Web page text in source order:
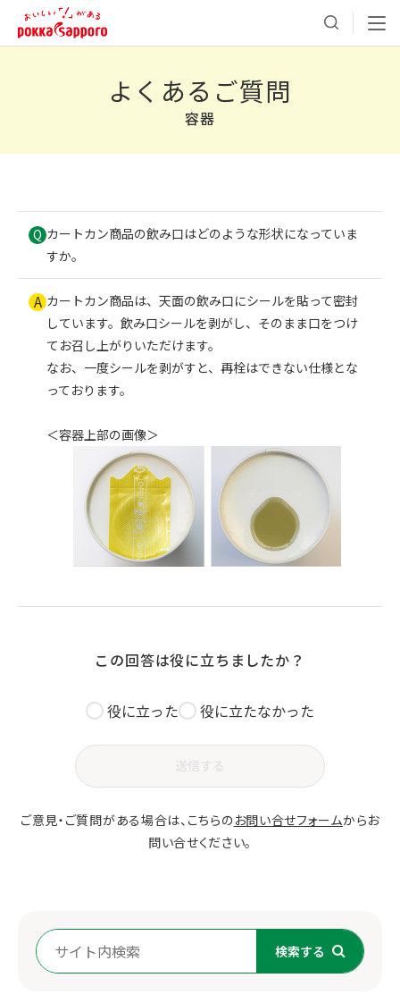
よくあるご質問
容器
Q カートカン商品の飲み口はどのような形状になっていま
すか。
A カートカン商品は、天面の飲み口にシールを貼って密封
しています。飲み口シールを剥がし、そのまま口をつけ
てお召し上がりいただけます。
なお、一度シールを剥がすと、再栓はできない仕様とな
っております。
＜容器上部の画像＞
この回答は役に立ちましたか？
役に立った 役に立たなかった
ご意見・ご質問がある場合は、こちらのお問い合せフォームからお
問い合せください。
検索する